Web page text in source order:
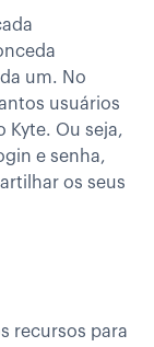
um. No
usuários
Kyte. Ou seja,
e senha,
os seus
recursos para